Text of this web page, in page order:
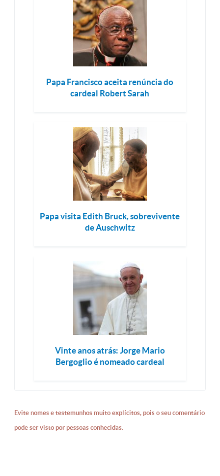
Papa Francisco aceita renúncia do
cardeal Robert Sarah
Papa visita Edith Bruck, sobrevivente
de Auschwitz
Vinte anos atrás: Jorge Mario
Bergoglio é nomeado cardeal
Evite nomes e testemunhos muito explícitos, pois o seu comentário
pode ser visto por pessoas conhecidas.